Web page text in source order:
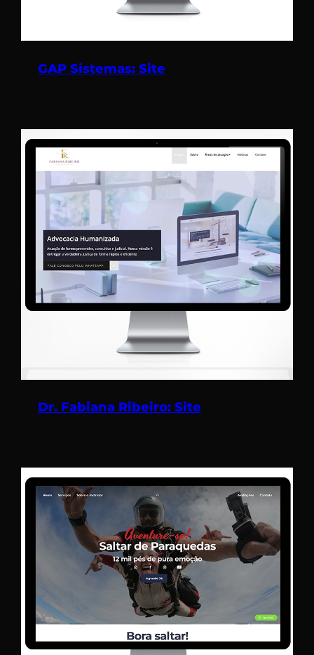
GAP Sistemas: Site
Dr. Fabiana Ribeiro: Site